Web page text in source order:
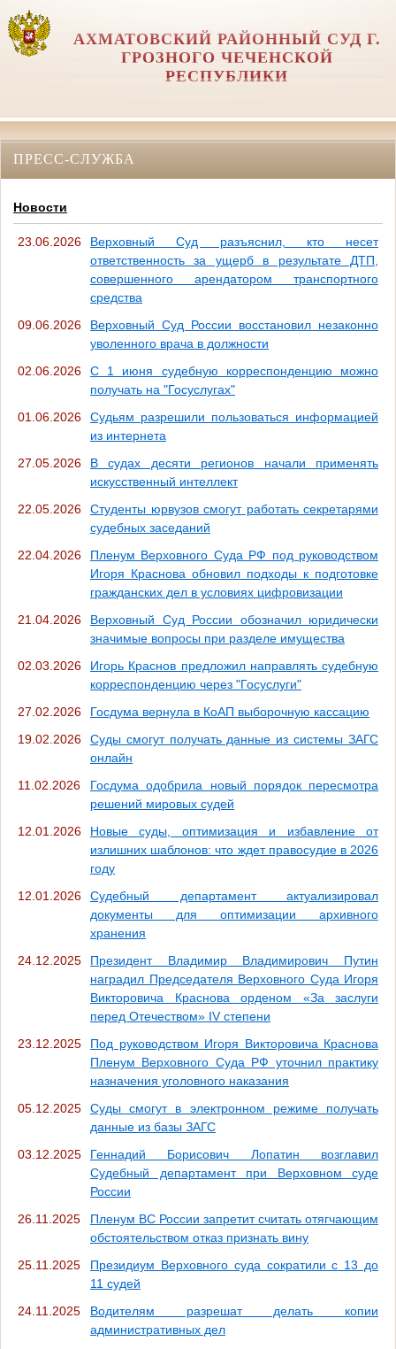
АХМАТОВСКИЙ РАЙОННЫЙ СУД Г.
ГРОЗНОГО ЧЕЧЕНСКОЙ
РЕСПУБЛИКИ
ПРЕСС-СЛУЖБА
Новости
23.06.2026
Верховный Суд разъяснил, кто несет
ответственность за ущерб в результате ДТП,
совершенного арендатором транспортного
средства
09.06.2026
Верховный Суд России восстановил незаконно
уволенного врача в должности
02.06.2026
С 1 июня судебную корреспонденцию можно
получать на "Госуслугах"
01.06.2026
Судьям разрешили пользоваться информацией
из интернета
27.05.2026
В судах десяти регионов начали применять
искусственный интеллект
22.05.2026
Студенты юрвузов смогут работать секретарями
судебных заседаний
22.04.2026
Пленум Верховного Суда РФ под руководством
Игоря Краснова обновил подходы к подготовке
гражданских дел в условиях цифровизации
21.04.2026
Верховный Суд России обозначил юридически
значимые вопросы при разделе имущества
02.03.2026
Игорь Краснов предложил направлять судебную
корреспонденцию через "Госуслуги"
27.02.2026
Госдума вернула в КоАП выборочную кассацию
19.02.2026
Суды смогут получать данные из системы ЗАГС
онлайн
11.02.2026
Госдума одобрила новый порядок пересмотра
решений мировых судей
12.01.2026
Новые суды, оптимизация и избавление от
излишних шаблонов: что ждет правосудие в 2026
году
12.01.2026
Судебный департамент актуализировал
документы для оптимизации архивного
хранения
24.12.2025
Президент Владимир Владимирович Путин
наградил Председателя Верховного Суда Игоря
Викторовича Краснова орденом «За заслуги
перед Отечеством» IV степени
23.12.2025
Под руководством Игоря Викторовича Краснова
Пленум Верховного Суда РФ уточнил практику
назначения уголовного наказания
05.12.2025
Суды смогут в электронном режиме получать
данные из базы ЗАГС
03.12.2025
Геннадий Борисович Лопатин возглавил
Судебный департамент при Верховном суде
России
26.11.2025
Пленум ВС России запретит считать отягчающим
обстоятельством отказ признать вину
25.11.2025
Президиум Верховного суда сократили с 13 до
11 судей
24.11.2025
Водителям разрешат делать копии
административных дел